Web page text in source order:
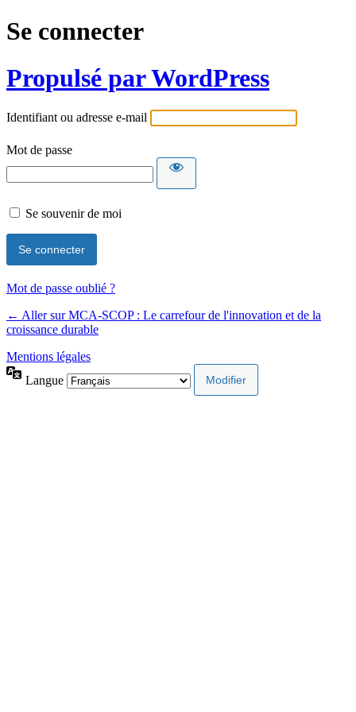
Se connecter
Propulsé par WordPress
Identifiant ou adresse e-mail
Mot de passe
Se souvenir de moi
Mot de passe oublié ?
← Aller sur MCA-SCOP : Le carrefour de l'innovation et de la
croissance durable
Mentions légales
Langue